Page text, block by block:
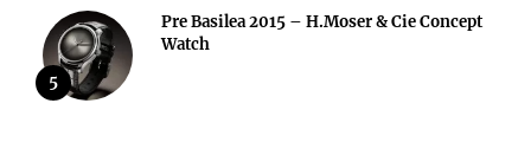
5
Pre Basilea 2015 – H.Moser & Cie Concept
Watch